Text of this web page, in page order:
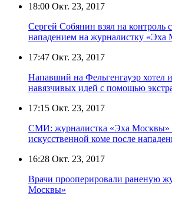
18:00 Окт. 23, 2017
Сергей Собянин взял на контроль
нападением на журналистку «Эха
17:47 Окт. 23, 2017
Напавший на Фельгенгауэр хотел
навязчивых идей с помощью
17:15 Окт. 23, 2017
СМИ: журналистка «Эха Москвы»
искусственной коме после
16:28 Окт. 23, 2017
Врачи прооперировали раненую
Москвы»